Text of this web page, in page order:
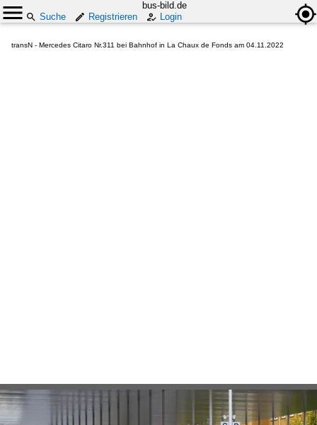
bus-bild.de
Suche
Registrieren Login
transN - Mercedes Citaro Nr.311 bei Bahnhof in La Chaux de Fonds am 04.11.2022